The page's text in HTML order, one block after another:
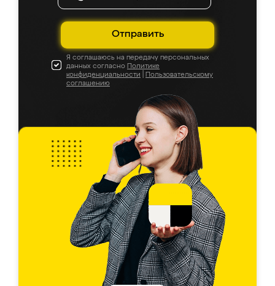
Отправить
Я соглашаюсь на передачу персональных
данных согласно Политике
конфиденциальности
Пользовательскому
соглашению